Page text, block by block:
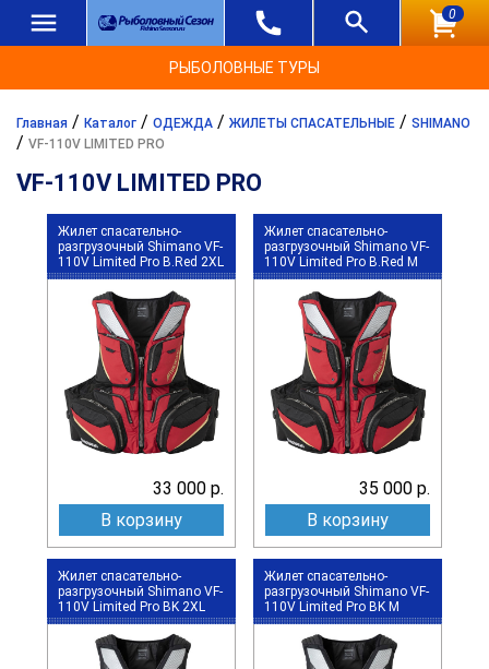
0
РЫБОЛОВНЫЕ ТУРЫ
Главная / Каталог / ОДЕЖДА / ЖИЛЕТЫ СПАСАТЕЛЬНЫЕ / SHIMANO
/ VF-110V LIMITED PRO
VF-110V LIMITED PRO
Жилет спасательно-
разгрузочный Shimano VF-
110V Limited Pro B.Red 2XL
33 000 р.
В корзину
Жилет спасательно-
разгрузочный Shimano VF-
110V Limited Pro B.Red M
35 000 р.
В корзину
Жилет спасательно-
разгрузочный Shimano VF-
110V Limited Pro BK 2XL
Жилет спасательно-
разгрузочный Shimano VF-
110V Limited Pro BK M